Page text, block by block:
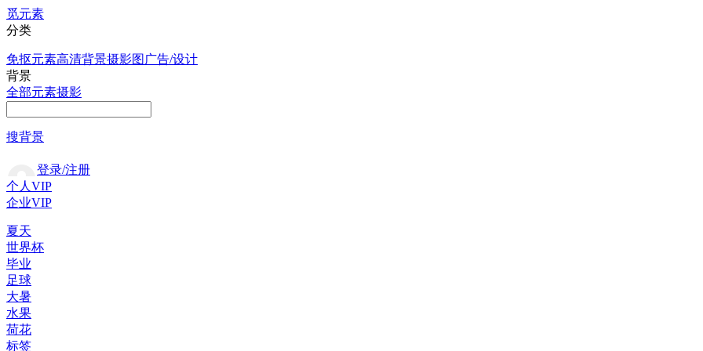
觅元素
分类
免抠元素高清背景摄影图 广告/设计
背景
全部元素摄影
搜背景
登录/注册
个人VIP
企业VIP
夏天
世界杯
毕业
足球
大暑
水果
荷花
标签